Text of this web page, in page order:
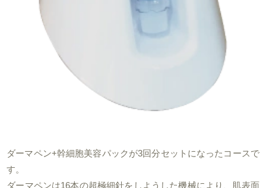
ダーマペン+幹細胞美容パックが3回分セットになったコースで
す。
ダーマペンは16本の超極細針をしようした機械により、肌表面